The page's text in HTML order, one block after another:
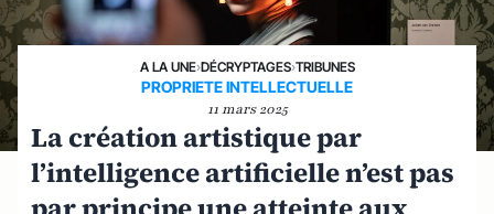
A LA UNE›DÉCRYPTAGES›TRIBUNES
PROPRIETE INTELLECTUELLE
11 mars 2025
La création artistique par
l’intelligence artificielle n’est pas